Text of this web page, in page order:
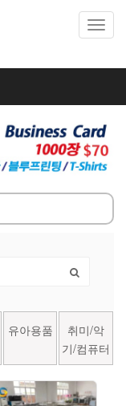
유아용품
취미/악
기/컴퓨터